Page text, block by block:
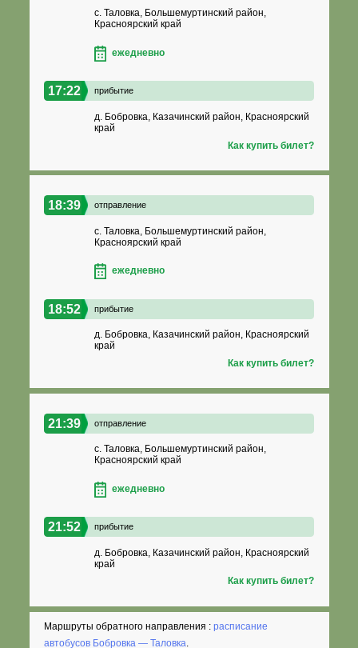
с. Таловка, Большемуртинский район,
Красноярский край
ежедневно
17:22 прибытие
д. Бобровка, Казачинский район, Красноярский
край
Как купить билет?
18:39 отправление
с. Таловка, Большемуртинский район,
Красноярский край
ежедневно
18:52 прибытие
д. Бобровка, Казачинский район, Красноярский
край
Как купить билет?
21:39 отправление
с. Таловка, Большемуртинский район,
Красноярский край
ежедневно
21:52 прибытие
д. Бобровка, Казачинский район, Красноярский
край
Как купить билет?
Маршруты обратного направления :расписание
автобусов Бобровка — Таловка